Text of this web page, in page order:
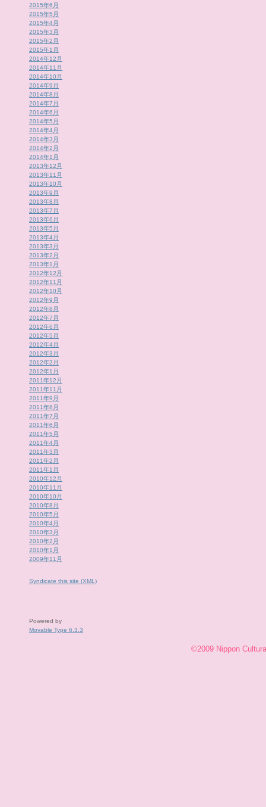
2015年6月
2015年5月
2015年4月
2015年3月
2015年2月
2015年1月
2014年12月
2014年11月
2014年10月
2014年9月
2014年8月
2014年7月
2014年6月
2014年5月
2014年4月
2014年3月
2014年2月
2014年1月
2013年12月
2013年11月
2013年10月
2013年9月
2013年8月
2013年7月
2013年6月
2013年5月
2013年4月
2013年3月
2013年2月
2013年1月
2012年12月
2012年11月
2012年10月
2012年9月
2012年8月
2012年7月
2012年6月
2012年5月
2012年4月
2012年3月
2012年2月
2012年1月
2011年12月
2011年11月
2011年9月
2011年8月
2011年7月
2011年6月
2011年5月
2011年4月
2011年3月
2011年2月
2011年1月
2010年12月
2010年11月
2010年10月
2010年8月
2010年5月
2010年4月
2010年3月
2010年2月
2010年1月
2009年11月
Syndicate this site (XML)
Powered by
Movable Type 6.3.3
©2009 Nippon